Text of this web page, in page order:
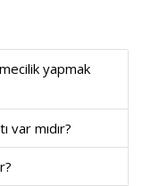
yapmak
mıdır?